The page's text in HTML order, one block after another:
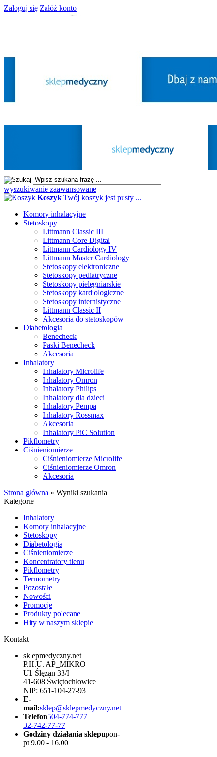
Zaloguj się Załóż konto
wyszukiwanie zaawansowane
Koszyk Twój koszyk jest pusty ...
Komory inhalacyjne
Stetoskopy
Littmann Classic III
Littmann Core Digital
Littmann Cardiology IV
Littmann Master Cardiology
Stetoskopy elektroniczne
Stetoskopy pediatryczne
Stetoskopy pielęgniarskie
Stetoskopy kardiologiczne
Stetoskopy internistyczne
Littmann Classic II
Akcesoria do stetoskopów
Diabetologia
Benecheck
Paski Benecheck
Akcesoria
Inhalatory
Inhalatory Microlife
Inhalatory Omron
Inhalatory Philips
Inhalatory dla dzieci
Inhalatory Pempa
Inhalatory Rossmax
Akcesoria
Inhalatory PiC Solution
Pikflometry
Ciśnieniomierze
Ciśnieniomierze Microlife
Ciśnieniomierze Omron
Akcesoria
Strona główna » Wyniki szukania
Kategorie
Inhalatory
Komory inhalacyjne
Stetoskopy
Diabetologia
Ciśnieniomierze
Koncentratory tlenu
Pikflometry
Termometry
Pozostałe
Nowości
Promocje
Produkty polecane
Hity w naszym sklepie
Kontakt
sklepmedyczny.net
P.H.U. AP_MIKRO
Ul. Ślęzan 33/I
41-608 Świętochłowice
NIP: 651-104-27-93
E-
mail:sklep@sklepmedyczny.net
Telefon504-774-777
32-742-77-77
Godziny działania sklepupon-
pt 9.00 - 16.00